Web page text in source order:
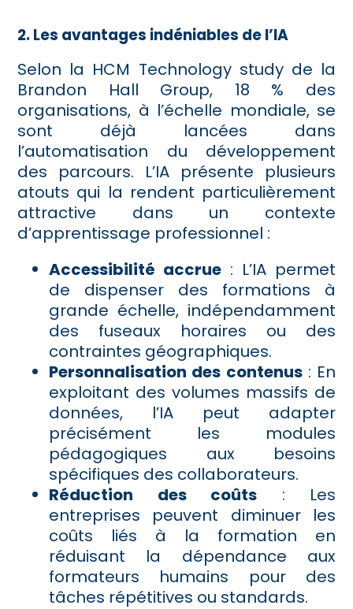
2. Les avantages indéniables de l’IA
Selon la HCM Technology study de la
Brandon Hall Group, 18 % des
organisations, à l’échelle mondiale, se
sont déjà lancées dans
l’automatisation du développement
des parcours. L’IA présente plusieurs
atouts qui la rendent particulièrement
attractive dans un contexte
d’apprentissage professionnel :
Accessibilité accrue : L’IA permet
de dispenser des formations à
grande échelle, indépendamment
des fuseaux horaires ou des
contraintes géographiques.
Personnalisation des contenus: En
exploitant des volumes massifs de
données, l’IA peut adapter
précisément les modules
pédagogiques aux besoins
spécifiques des collaborateurs.
Réduction des coûts : Les
entreprises peuvent diminuer les
coûts liés à la formation en
réduisant la dépendance aux
formateurs humains pour des
tâches répétitives ou standards.